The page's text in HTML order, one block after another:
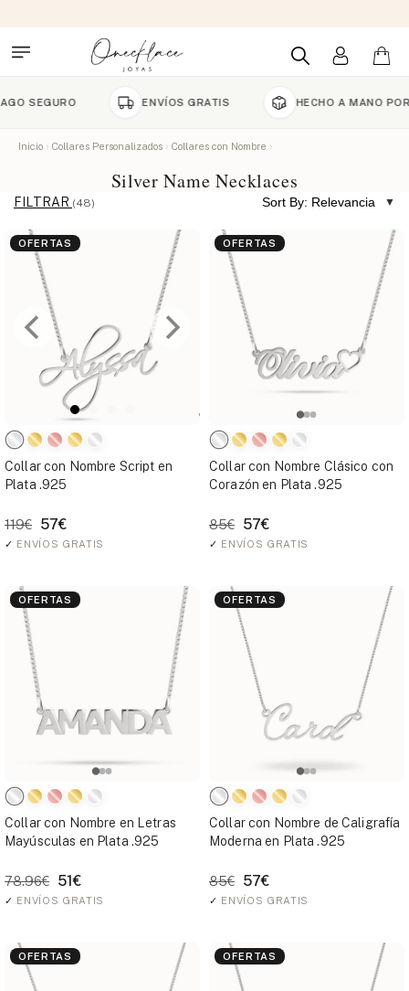
ENVÍOS GRATIS HECHO A MANO POR
Inicio Collares Personalizados Collares con Nombre
Silver Name Necklaces
FILTRAR (48) Sort By: Relevancia
OFERTAS
Collar con Nombre Script en
Plata .925
119€ 57€
✓ ENVÍOS GRATIS
OFERTAS
Collar con Nombre Clásico con
Corazón en Plata .925
85€ 57€
✓ ENVÍOS GRATIS
OFERTAS
Collar con Nombre en Letras
Mayúsculas en Plata .925
78.96€ 51€
✓ ENVÍOS GRATIS
OFERTAS
Collar con Nombre de Caligrafía
Moderna en Plata .925
85€ 57€
✓ ENVÍOS GRATIS
OFERTAS OFERTAS